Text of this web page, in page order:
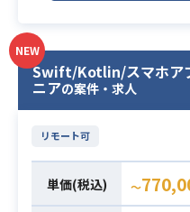
※詳細は
・スマ
ームの
・新規
らリリ
った経験
営業部
クトを
・Web
件定義
び設計
NEW
Swift/Kotlin/スマホア
ニアの案件・求人
リモート可
単価(税込) 〜